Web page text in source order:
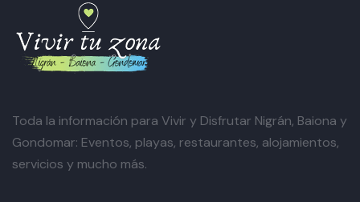
Toda la información para Vivir y Disfrutar Nigrán, Baiona y
Gondomar: Eventos, playas, restaurantes, alojamientos,
servicios y mucho más.